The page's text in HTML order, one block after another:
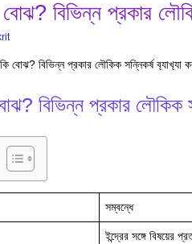
বিভিন্ন প্রকার
বোঝ? বিভিন্ন প্রকার লৌকিক সন্নিকর্ষ ব‍্যাখ‍্যা
বিভিন্ন প্রকার লৌকিক
সম্বন্ধে
ইন্দ্রের সঙ্গে বিষয়ের